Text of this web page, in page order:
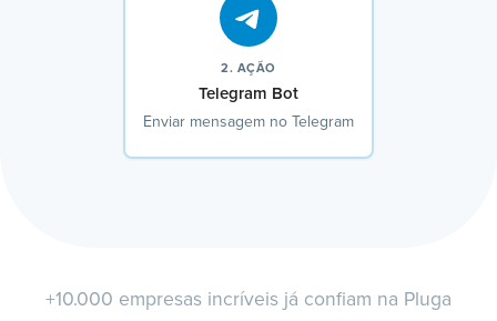
2. AÇÃO
Telegram Bot
Enviar mensagem no Telegram
+10.000 empresas incríveis já confiam na Pluga